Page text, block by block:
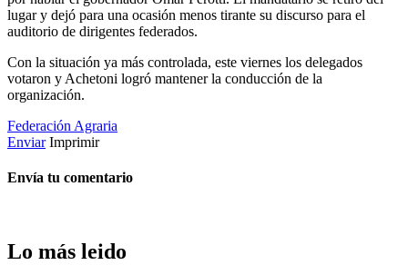
lugar y dejó para una ocasión menos tirante su discurso para el
auditorio de dirigentes federados.
Con la situación ya más controlada, este viernes los delegados
votaron y Achetoni logró mantener la conducción de la
organización.
Federación Agraria
Enviar Imprimir
Envía tu comentario
Lo más leido